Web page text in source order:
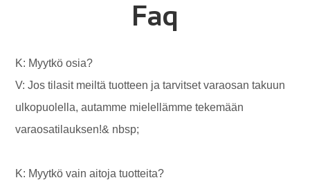
Faq
K: Myytkö osia?
V: Jos tilasit meiltä tuotteen ja tarvitset varaosan takuun
ulkopuolella, autamme mielellämme tekemään
varaosatilauksen!& nbsp;
K: Myytkö vain aitoja tuotteita?